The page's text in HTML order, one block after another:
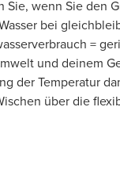
Sie, wenn Sie den
bei
=
und deinem
der Temperatur
über die